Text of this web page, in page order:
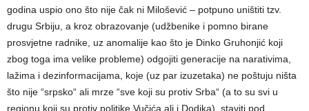
godina uspio ono što nije čak ni Milošević – potpuno uništiti tzv.
drugu Srbiju, a kroz obrazovanje (udžbenike i pomno birane
prosvjetne radnike, uz anomalije kao što je Dinko Gruhonjić koji
zbog toga ima velike probleme) odgojiti generacije na narativima,
lažima i dezinformacijama, koje (uz par izuzetaka) ne poštuju ništa
što nije “srpsko“ ali mrze “sve koji su protiv Srba“ (a to su svi u
regionu koji su protiv politike Vučića ali i Dodika), staviti pod